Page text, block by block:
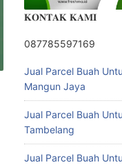
𝐊𝐎𝐍𝐓𝐀𝐊 𝐊𝐀𝐌𝐈
087785597169
Jual Parcel Buah
Mangun Jaya
Jual Parcel Buah
Tambelang
Jual Parcel Buah